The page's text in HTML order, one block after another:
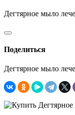
Дегтярное мыло
Поделиться
Дегтярное мыло